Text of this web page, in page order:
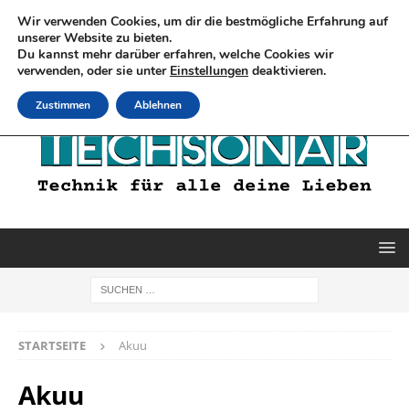
STARTSEITE Akuu
Akuu
Wir verwenden Cookies, um dir die bestmögliche Erfahrung auf
unserer Website zu bieten.
Du kannst mehr darüber erfahren, welche Cookies wir
verwenden, oder sie unter Einstellungen deaktivieren.
Zustimmen Ablehnen